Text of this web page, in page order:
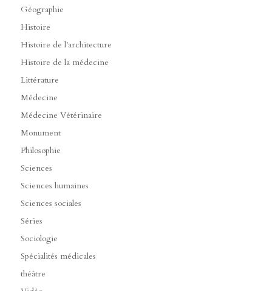
Géographie
Histoire
Histoire de l'architecture
Histoire de la médecine
Littérature
Médecine
Médecine Vétérinaire
Monument
Philosophie
Sciences
Sciences humaines
Sciences sociales
Séries
Sociologie
Spécialités médicales
théâtre